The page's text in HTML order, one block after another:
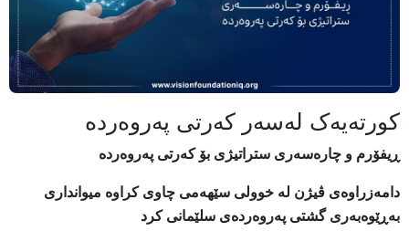
کورتەیەک لەسەر کەرتی پەروەردە
ڕیفۆرم و چارەسەری ستراتیژی بۆ کەرتی پەروەردە
دامەزراوەی ڤیژن لە خوولی سێهەمی چاوی کراوە میوانداری
بەڕێوەبەری گشتی پەروەردەی سلێمانی کرد